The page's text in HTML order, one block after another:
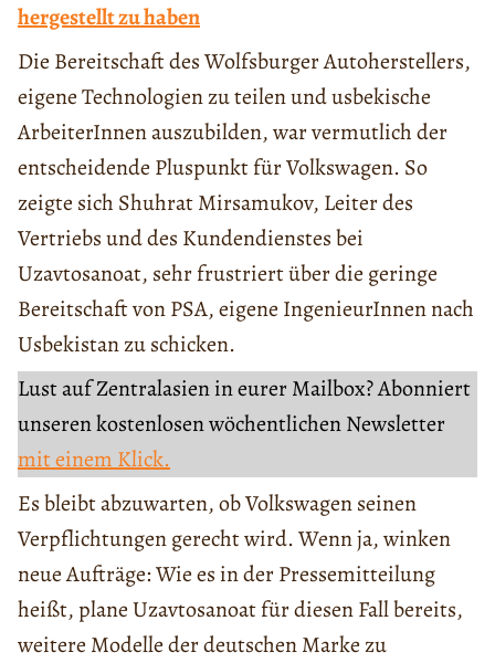
hergestellt zu haben
Die Bereitschaft des Wolfsburger Autoherstellers,
eigene Technologien zu teilen und usbekische
ArbeiterInnen auszubilden, war vermutlich der
entscheidende Pluspunkt für Volkswagen. So
zeigte sich Shuhrat Mirsamukov, Leiter des
Vertriebs und des Kundendienstes bei
Uzavtosanoat, sehr frustriert über die geringe
Bereitschaft von PSA, eigene IngenieurInnen nach
Usbekistan zu schicken.
Lust auf Zentralasien in eurer Mailbox? Abonniert
unseren kostenlosen wöchentlichen Newsletter
mit einem Klick.
Es bleibt abzuwarten, ob Volkswagen seinen
Verpflichtungen gerecht wird. Wenn ja, winken
neue Aufträge: Wie es in der Pressemitteilung
heißt, plane Uzavtosanoat für diesen Fall bereits,
weitere Modelle der deutschen Marke zu